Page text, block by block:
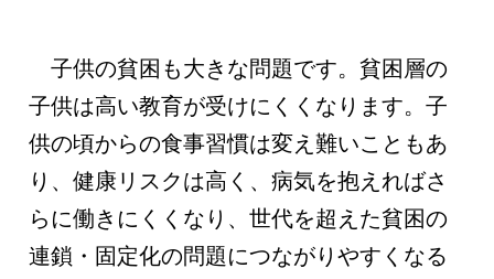
子供の貧困も大きな問題です。貧困層の
子供は高い教育が受けにくくなります。子
供の頃からの食事習慣は変え難いこともあ
り、健康リスクは高く、病気を抱えればさ
らに働きにくくなり、世代を超えた貧困の
連鎖・固定化の問題につながりやすくなる